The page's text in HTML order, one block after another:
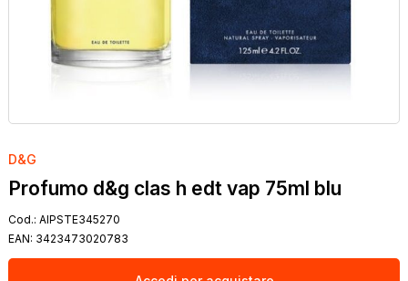
D&G
Profumo d&g clas h edt vap 75ml blu
Cod.: AIPSTE345270
EAN: 3423473020783